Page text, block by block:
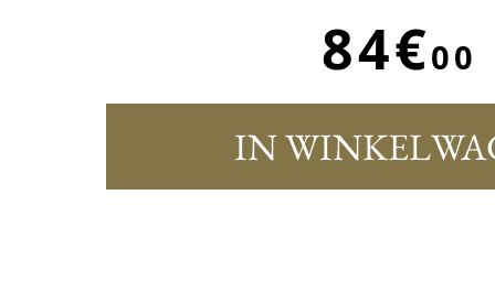
84€00
IN